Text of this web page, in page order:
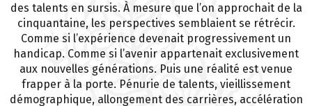
des talents en sursis. À mesure que l’on approchait de la
cinquantaine, les perspectives semblaient se rétrécir.
Comme si l’expérience devenait progressivement un
handicap. Comme si l’avenir appartenait exclusivement
aux nouvelles générations. Puis une réalité est venue
frapper à la porte. Pénurie de talents, vieillissement
démographique, allongement des carrières, accélération